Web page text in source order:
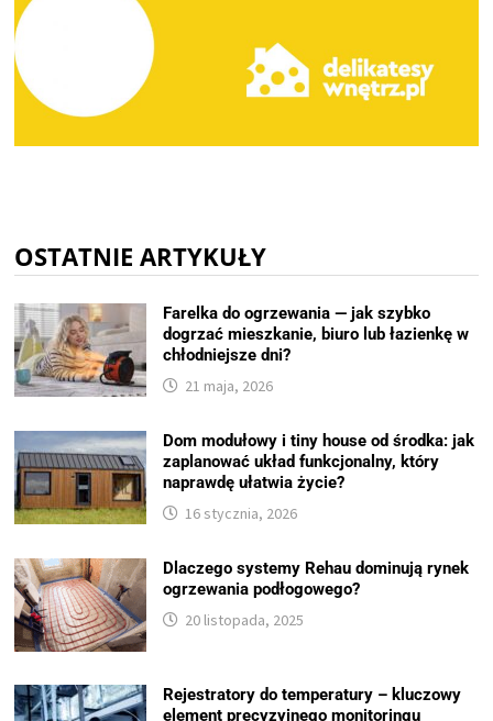
OSTATNIE ARTYKUŁY
Farelka do ogrzewania — jak szybko
dogrzać mieszkanie, biuro lub łazienkę w
chłodniejsze dni?
21 maja, 2026
Dom modułowy i tiny house od środka: jak
zaplanować układ funkcjonalny, który
naprawdę ułatwia życie?
16 stycznia, 2026
Dlaczego systemy Rehau dominują rynek
ogrzewania podłogowego?
20 listopada, 2025
Rejestratory do temperatury – kluczowy
element precyzyjnego monitoringu